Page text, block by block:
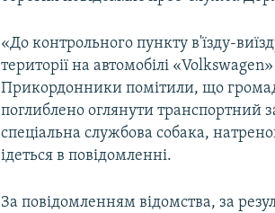
«До контрольного пункту в'їзду-
території на автомобілі
Прикордонники помітили, що
поглиблено оглянути транспортний
спеціальна службова собака,
ідеться в повідомленні.
За повідомленням відомства, за